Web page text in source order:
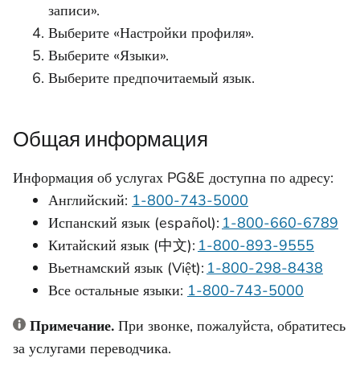
записи».
Выберите «Настройки профиля».
Выберите «Языки».
Выберите предпочитаемый язык.
Общая информация
Информация об услугах PG&E доступна по адресу:
Английский: 1-800-743-5000
Испанский язык (español): 1-800-660-6789
Китайский язык (中文): 1-800-893-9555
Вьетнамский язык (Việt): 1-800-298-8438
Все остальные языки: 1-800-743-5000
Примечание. При звонке, пожалуйста, обратитесь
за услугами переводчика.